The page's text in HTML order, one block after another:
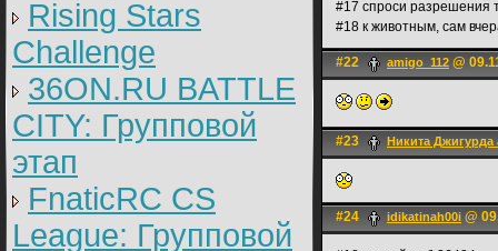
Rising Stars
Challenge
36ON.RU BATTLE
CITY: Групповой
этап
FnaticRC CS
League: Групповой
#17 спроси разрешения
#18 к животным, сам
#22 amigo_112 @
#23 Никита Джигурда
#24 idikatinah00i @